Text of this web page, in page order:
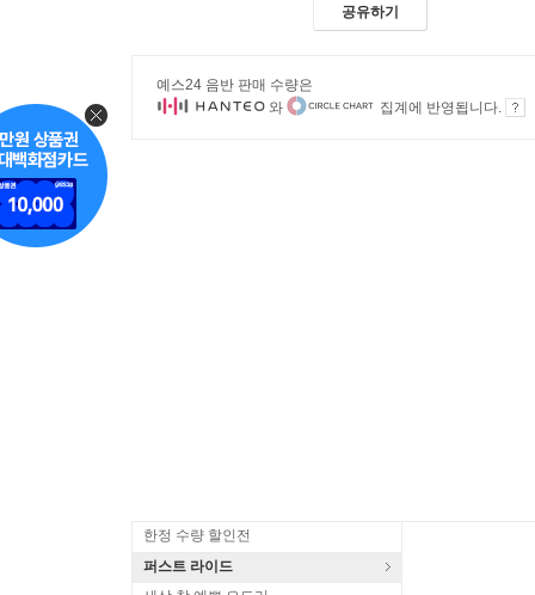
공유하기
예스24 음반 판매 수량은
와
집계에 반영됩니다.
한정 수량 할인전
퍼스트 라이드